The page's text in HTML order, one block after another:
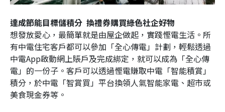
達成節能目標儲積分 換禮券購買綠色社企好物
想發放愛心，最簡單就是由屋企做起，實踐慳電生活。所
有中電住宅客戶都可以參加「全心傳電」計劃，輕鬆透過
中電App啟動網上賬戶及完成綁定，就可以成為「全心傳
電」的一份子。客戶可以透過慳電賺取中電「智能積賞」
積分，於中電「智賞買」平台換領人氣智能家電、超市或
美食現金券等。